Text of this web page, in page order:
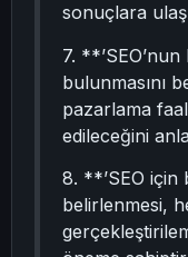
sonuçlara
7.
bulunmasını
pazarlama
edileceğini
8. **’SEO için
belirlenmesi,